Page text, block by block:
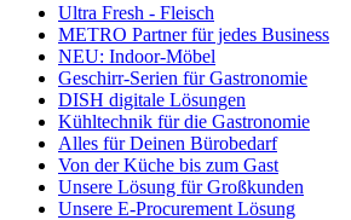
Ultra Fresh - Fleisch
METRO Partner für jedes Business
NEU: Indoor-Möbel
Geschirr-Serien für Gastronomie
DISH digitale Lösungen
Kühltechnik für die Gastronomie
Alles für Deinen Bürobedarf
Von der Küche bis zum Gast
Unsere Lösung für Großkunden
Unsere E-Procurement Lösung